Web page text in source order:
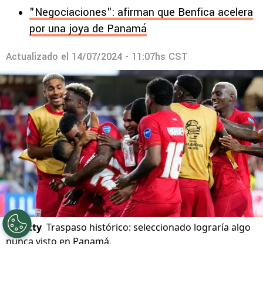
"Negociaciones": afirman que Benfica acelera
por una joya de Panamá
Actualizado el 14/07/2024 - 11:07hs CST
©Getty Traspaso histórico: seleccionado lograría algo
nunca visto en Panamá.